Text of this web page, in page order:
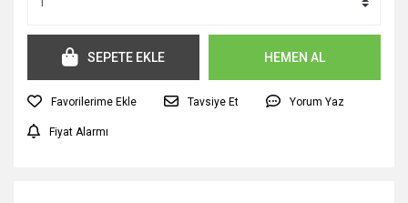
SEPETE EKLE HEMEN AL
Tavsiye Et Yorum Yaz
Fiyat Alarmı